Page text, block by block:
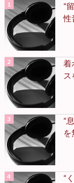
“
性
着
ス
“
を
“